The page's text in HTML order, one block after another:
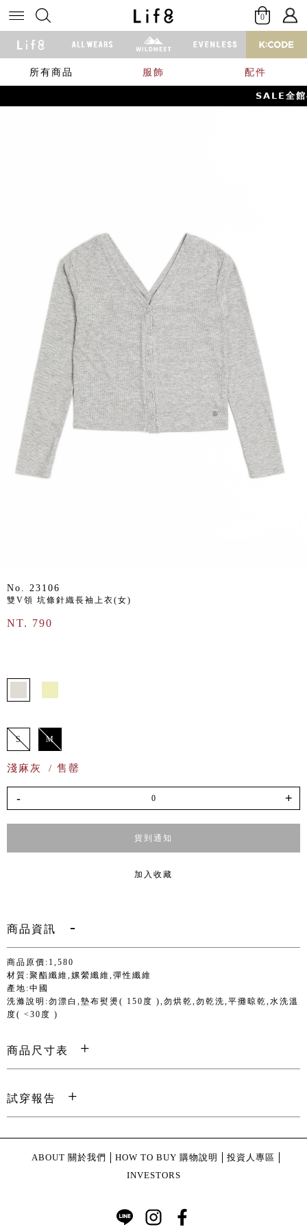
0
所有商品 服飾 配件
𝗦𝗔𝗟𝗘全館
No. 23106
雙V領 坑條針織長袖上衣(女)
NT. 790
S M
淺麻灰 / 售罄
- +
貨到通知
加入收藏
商品資訊
商品原價:1,580
材質:聚酯纖維,嫘縈纖維,彈性纖維
產地:中國
洗滌說明:勿漂白,墊布熨燙( 150度 ),勿烘乾,勿乾洗,平攤晾乾,水洗溫
度( <30度 )
商品尺寸表
試穿報告
ABOUT 關於我們 HOW TO BUY 購物說明
投資人專區
INVESTORS